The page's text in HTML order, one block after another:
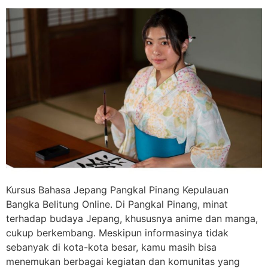
Kursus Bahasa Jepang Pangkal Pinang Kepulauan
Bangka Belitung Online. Di Pangkal Pinang, minat
terhadap budaya Jepang, khususnya anime dan manga,
cukup berkembang. Meskipun informasinya tidak
sebanyak di kota-kota besar, kamu masih bisa
menemukan berbagai kegiatan dan komunitas yang